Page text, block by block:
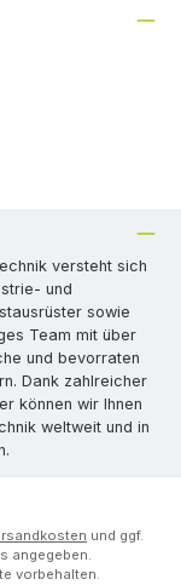
versteht sich
und
sowie
Team mit über
und bevorraten
Dank zahlreicher
können wir Ihnen
weltweit und in
und ggf.
angegeben.
vorbehalten.